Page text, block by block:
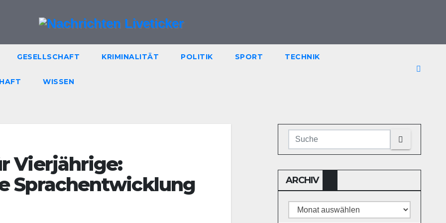
GESELLSCHAFT KRIMINALITÄT POLITIK SPORT TECHNIK
WISSEN
Vierjährige:
Sprachentwicklung
ARCHIV
Archiv